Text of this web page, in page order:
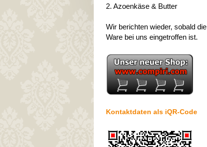
2. Azoenkäse & Butter
Wir berichten wieder, sobald die
Ware bei uns eingetroffen ist.
Kontaktdaten als iQR-Code